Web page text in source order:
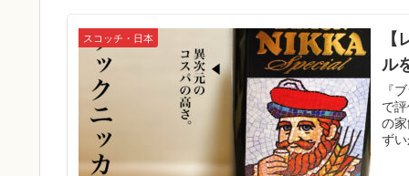
スコッチ・日本
ル
『
で
の
ず